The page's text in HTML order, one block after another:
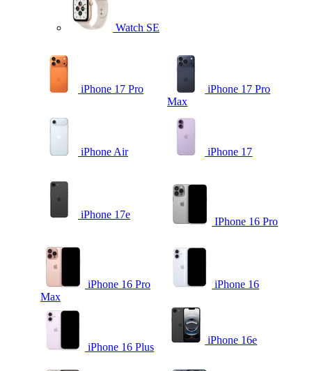
Watch SE
iPhone 17 Pro
iPhone 17 Pro
Max
iPhone Air iPhone 17
iPhone 17e
IPhone 16 Pro
iPhone 16 Pro
Max
iPhone 16
iPhone 16 Plus
iPhone 16e